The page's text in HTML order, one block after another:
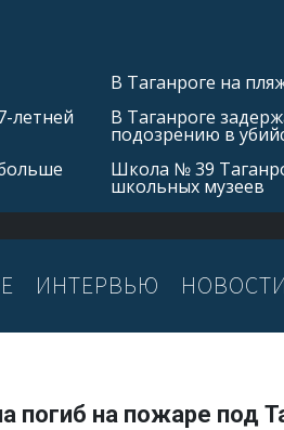
летней
В Таганроге на
В Таганроге
подозрению в
Школа № 39
школьных музеев
ИНТЕРВЬЮ НОВОСТИ
погиб на пожаре под